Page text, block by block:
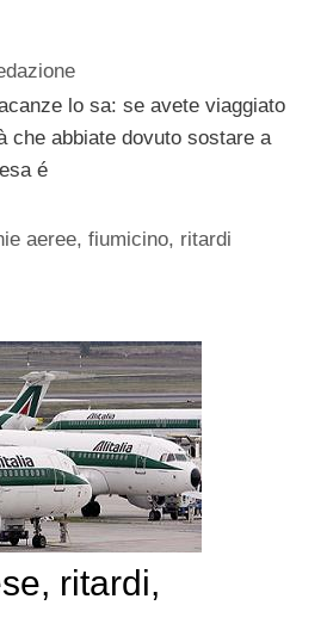
lo sa: se avete viaggiato
che abbiate dovuto sostare a
é
aeree,fiumicino, ritardi
ritardi,